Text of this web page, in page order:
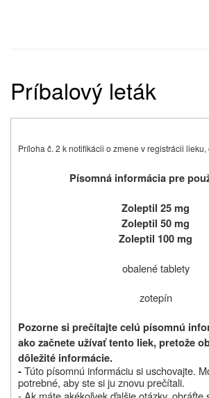
Príbalový leták
Príloha č. 2 k notifikácii o zmene v registrácii lieku,
Písomná informácia pre
Zoleptil 25 mg
Zoleptil 50 mg
Zoleptil 100 mg
obalené tablety
zotepín
Pozorne si prečítajte celú písomnú
ako začnete užívať tento liek, pretože
dôležité informácie.
-Túto písomnú informáciu si uschovajte.
potrebné, aby ste si ju znovu prečítali.